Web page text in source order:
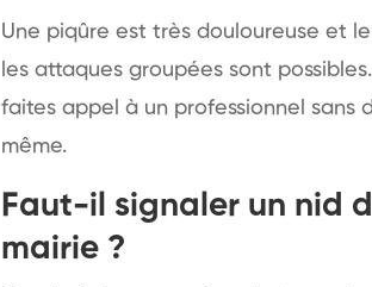
Une piqûre est très douloureuse et
les attaques groupées sont
faites appel à un professionnel sans
même.
Faut-il signaler un nid
mairie ?